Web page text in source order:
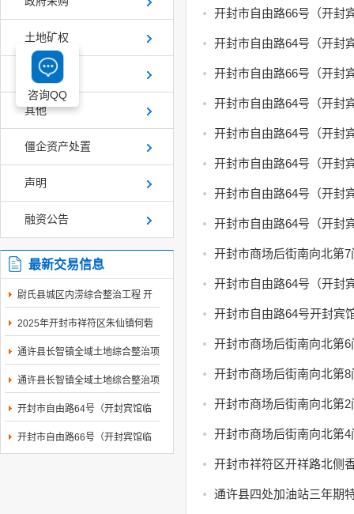
土地矿权
产权交易
其他
僵企资产处置
声明
融资公告
最新交易信息
尉氏县城区内涝综合整治工程 开
2025年开封市祥符区朱仙镇何砦
通许县长智镇全域土地综合整治项
通许县长智镇全域土地综合整治项
开封市自由路64号（开封宾馆临
开封市自由路66号（开封宾馆临
街商铺）东向西...
开封市自由路66号（开封
开封市自由路64号（开封
开封市自由路66号（开封
开封市自由路64号（开封
开封市自由路64号（开封
开封市自由路64号（开封
开封市自由路64号（开封
开封市自由路64号（开封
开封市商场后街南向北第
开封市自由路64号（开封
开封市自由路64号开封宾
开封市商场后街南向北第
开封市商场后街南向北第
开封市商场后街南向北第
开封市商场后街南向北第
通许县四处加油站三年期
咨询QQ